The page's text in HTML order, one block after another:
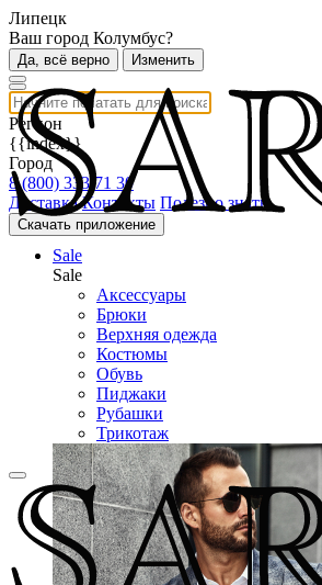
Липецк
Ваш город Колумбус?
Да, всё верно Изменить
Регион
{{index}}
Город
8 (800) 333 71 30
Доставка Контакты Полезно знать
Скачать приложение
Sale
Sale
Аксессуары
Брюки
Верхняя одежда
Костюмы
Обувь
Пиджаки
Рубашки
Трикотаж